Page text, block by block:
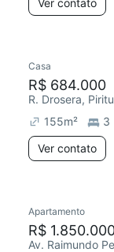
Ver contato
Casa
R$ 684.000
R. Drosera,
155m² 3
Ver contato
Apartamento
R$
Av. Raimundo